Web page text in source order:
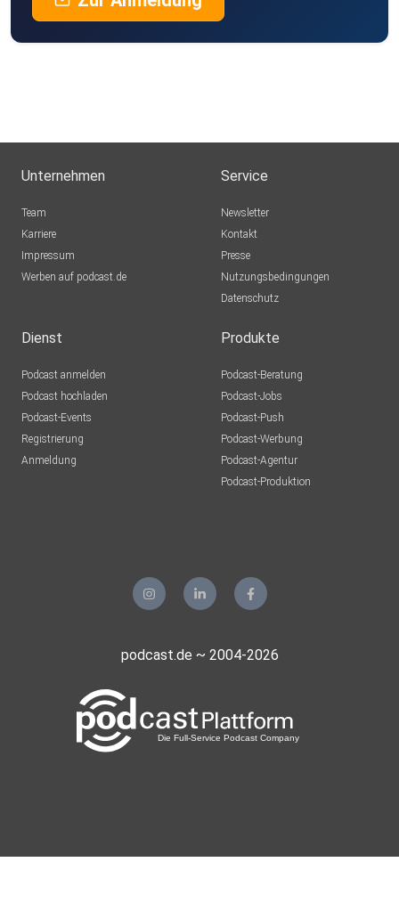
Unternehmen
Team
Karriere
Impressum
Werben auf podcast.de
Service
Newsletter
Kontakt
Presse
Nutzungsbedingungen
Datenschutz
Dienst
Podcast anmelden
Podcast hochladen
Podcast-Events
Registrierung
Anmeldung
Produkte
Podcast-Beratung
Podcast-Jobs
Podcast-Push
Podcast-Werbung
Podcast-Agentur
Podcast-Produktion
podcast.de ~ 2004-2026